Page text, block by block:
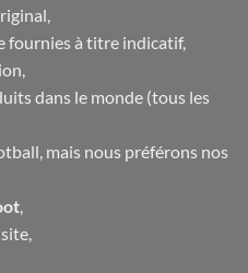
fournies à titre indicatif,
dans le monde (tous les
mais nous préférons nos
,